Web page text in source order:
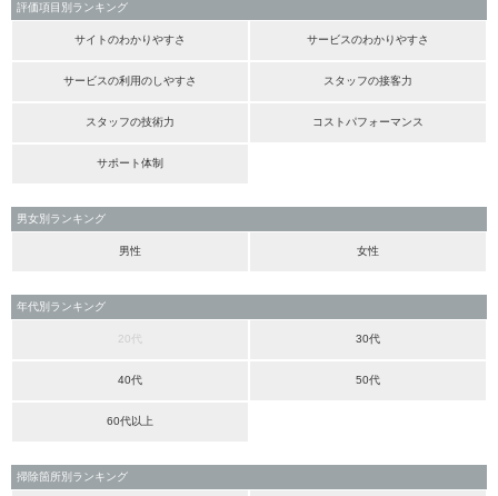
評価項目別ランキング
サイトのわかりやすさ サービスのわかりやすさ
サービスの利用のしやすさ スタッフの接客力
スタッフの技術力 コストパフォーマンス
サポート体制
男女別ランキング
男性 女性
年代別ランキング
20代 30代
40代 50代
60代以上
掃除箇所別ランキング